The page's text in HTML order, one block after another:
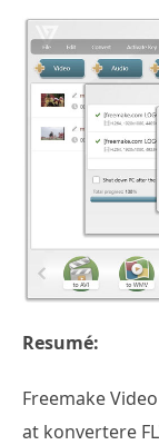
Resumé:
Freemake
at konvertere